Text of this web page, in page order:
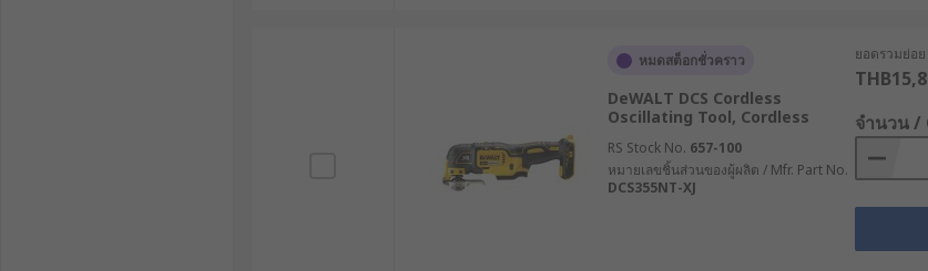
หมดสต็อกชั่วคราว
DeWALT DCS Cordless
Oscillating Tool, Cordless
RS Stock No. 657-100
หมายเลขชิ้นส่วนของผู้ผลิต / Mfr. Part No.
DCS355NT-XJ
ยอดรวมย่อ
จำนวน